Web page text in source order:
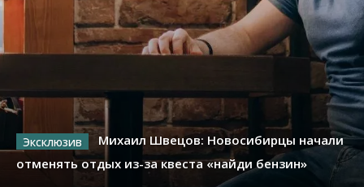
Михаил Швецов: Новосибирцы начали
отменять отдых из-за квеста «найди бензин»